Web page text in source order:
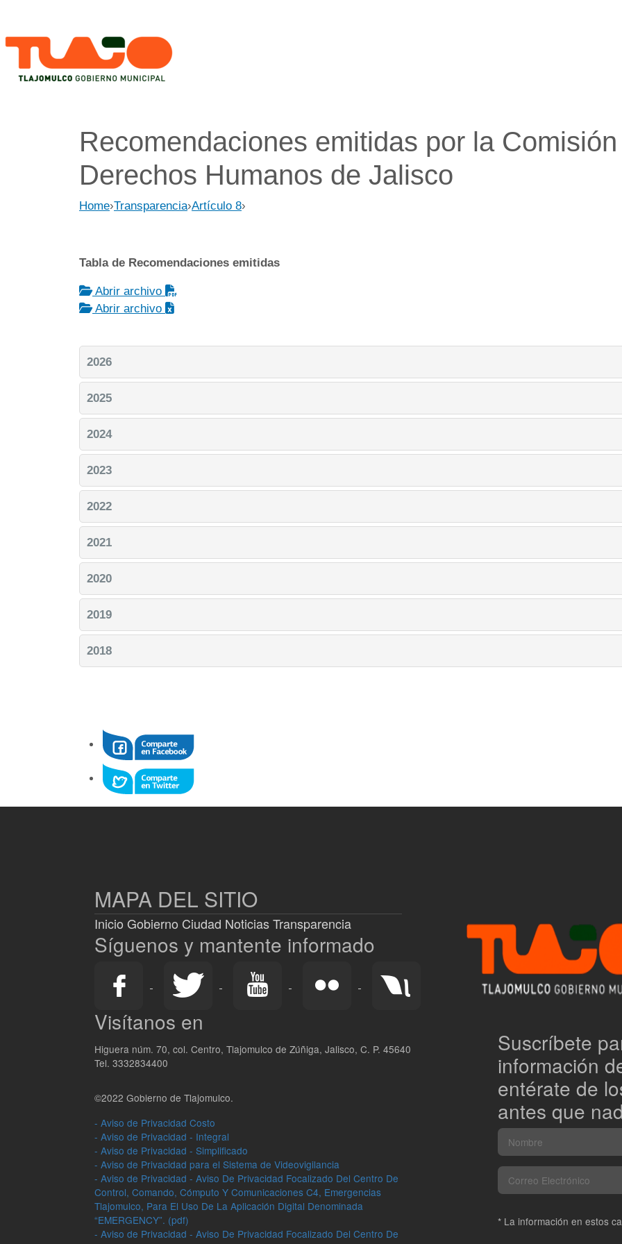
Recomendaciones emitidas por la
Derechos Humanos de Jalisco
Home›Transparencia›Artículo 8›
Tabla de Recomendaciones emitidas
Abrir archivo
Abrir archivo
2026
2025
2024
2023
2022
2021
2020
2019
2018
MAPA DEL SITIO
Inicio Gobierno Ciudad NoticiasTransparencia
Síguenos y mantente informado
Visítanos en
Higuera núm. 70, col. Centro, Tlajomulco de Zúñiga, Jalisco, C. P. 45640
Tel. 3332834400
©2022 Gobierno de Tlajomulco.
- Aviso de Privacidad Costo
- Aviso de Privacidad - Integral
- Aviso de Privacidad - Simplificado
- Aviso de Privacidad para el Sistema de Videovigilancia
- Aviso de Privacidad - Aviso De Privacidad Focalizado Del Centro De
Control, Comando, Cómputo Y Comunicaciones C4, Emergencias
Tlajomulco, Para El Uso De La Aplicación Digital Denominada
“EMERGENCY”. (pdf)
- Aviso de Privacidad - Aviso De Privacidad Focalizado Del Centro De
Suscríbete
información
entérate de
antes que
* La información en estos